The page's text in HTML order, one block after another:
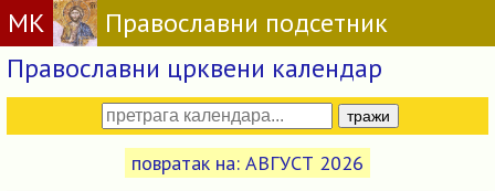
МК
Православни подсетник
Православни црквени календар
повратак на: АВГУСТ 2026